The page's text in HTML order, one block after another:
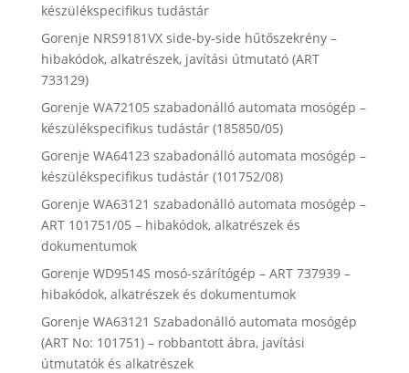
készülékspecifikus tudástár
Gorenje NRS9181VX side-by-side hűtőszekrény –
hibakódok, alkatrészek, javítási útmutató (ART
733129)
Gorenje WA72105 szabadonálló automata mosógép –
készülékspecifikus tudástár (185850/05)
Gorenje WA64123 szabadonálló automata mosógép –
készülékspecifikus tudástár (101752/08)
Gorenje WA63121 szabadonálló automata mosógép –
ART 101751/05 – hibakódok, alkatrészek és
dokumentumok
Gorenje WD9514S mosó-szárítógép – ART 737939 –
hibakódok, alkatrészek és dokumentumok
Gorenje WA63121 Szabadonálló automata mosógép
(ART No: 101751) – robbantott ábra, javítási
útmutatók és alkatrészek